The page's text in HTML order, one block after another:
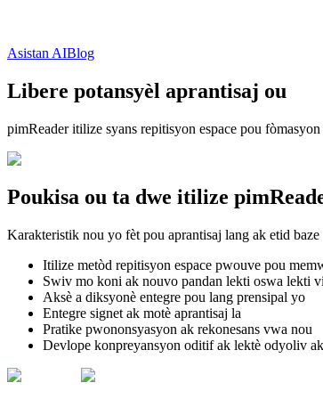
Asistan AIBlog
Libere potansyèl aprantisaj ou
pimReader itilize syans repitisyon espace pou
Poukisa ou ta dwe itilize
Karakteristik nou yo fèt pou aprantisaj lang ak etid
Itilize metòd repitisyon espace pwouve pou
Swiv mo koni ak nouvo pandan lekti oswa lekti
Aksè a diksyonè entegre pou lang prensipal yo
Entegre signet ak motè aprantisaj la
Pratike pwononsyasyon ak rekonesans vwa nou
Devlope konpreyansyon oditif ak lektè odyoliv